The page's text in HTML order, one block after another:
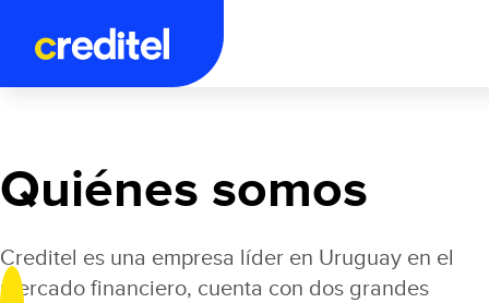
Quiénes somos
Creditel es una empresa líder en Uruguay en el
mercado financiero, cuenta con dos grandes